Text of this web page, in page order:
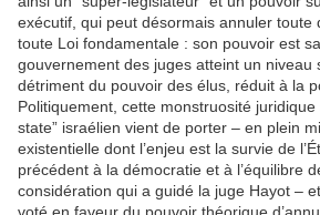
exécutif, qui peut désormais annuler toute
toute Loi fondamentale : son pouvoir est
gouvernement des juges atteint un niveau
détriment du pouvoir des élus, réduit à la
Politiquement, cette monstruosité juridique
state” israélien vient de porter – en plein
existentielle dont l’enjeu est la survie de
précédent à la démocratie et à l’équilibre
considération qui a guidé la juge Hayot –